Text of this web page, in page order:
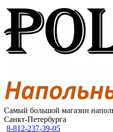
Самый большой магазин
Санкт-Петербурга
8-812-237-39-05